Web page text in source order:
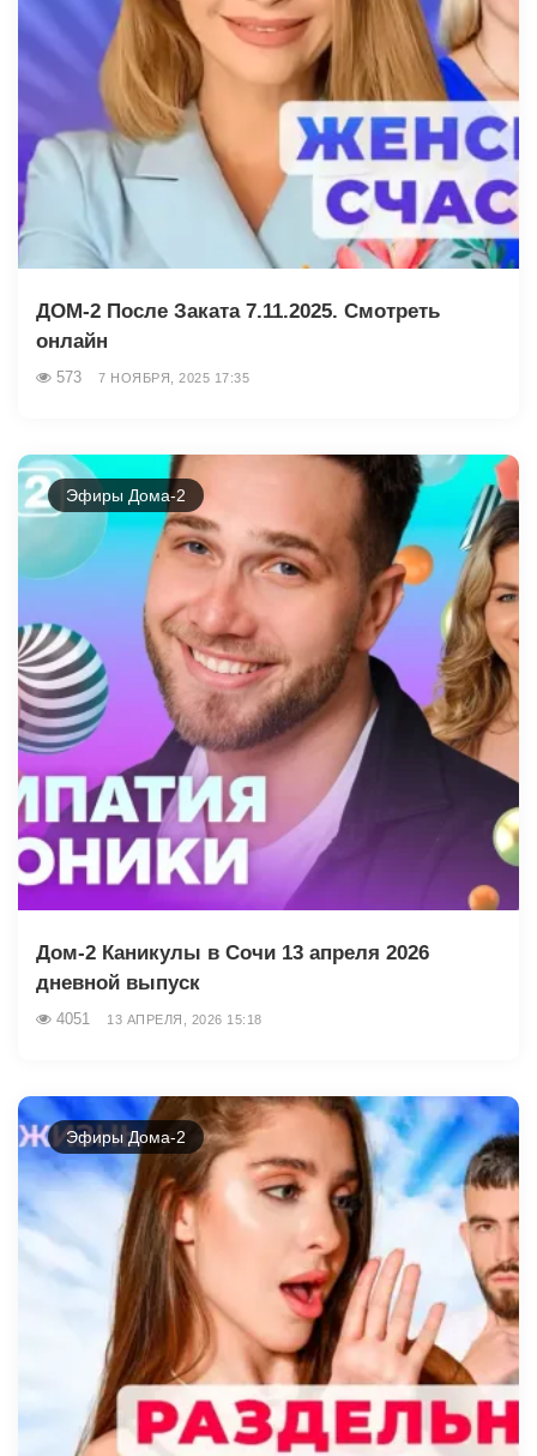
ДОМ-2 После Заката 7.11.2025. Смотреть
онлайн
573 7 НОЯБРЯ, 2025 17:35
Эфиры Дома-2
Дом-2 Каникулы в Сочи 13 апреля 2026
дневной выпуск
4051 13 АПРЕЛЯ, 2026 15:18
Эфиры Дома-2